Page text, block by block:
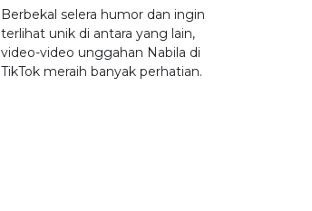
Berbekal selera humor dan ingin
terlihat unik di antara yang lain,
video-video unggahan Nabila di
TikTok meraih banyak perhatian.